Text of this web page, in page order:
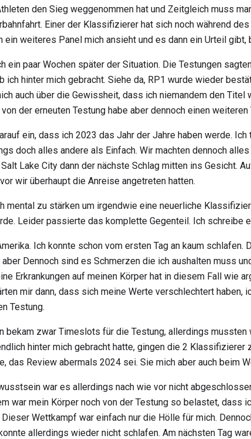
den Sieg weggenommen hat und Zeitgleich muss
Einer der Klassifizierer hat sich noch während
ein weiteres Panel mich ansieht und es dann ein Urteil
ein paar Wochen später der Situation. Die Testungen
ich hinter mich gebracht. Siehe da, RP1 wurde wieder
auch über die Gewissheit, dass ich niemandem den
der erneuten Testung habe aber dennoch einen
ein, dass ich 2023 das Jahr der Jahre haben werde.
doch alles andere als Einfach. Wir machten dennoch
Lake City dann der nächste Schlag mitten ins Gesicht.
wir überhaupt die Anreise angetreten hatten.
mental zu stärken um irgendwie eine neuerliche
Leider passierte das komplette Gegenteil. Ich schreibe
Ich konnte schon vom ersten Tag an kaum
Dennoch sind es Schmerzen die ich aushalten muss
Erkrankungen auf meinen Körper hat in diesem Fall wie
mir dann, dass sich meine Werte verschlechtert
Testung.
bekam zwar Timeslots für die Testung, allerdings
hinter mich gebracht hatte, gingen die 2
das Review abermals 2024 sei. Sie mich aber auch beim
war es allerdings nach wie vor nicht
war mein Körper noch von der Testung so belastet, dass
Wettkampf war einfach nur die Hölle für mich.
allerdings wieder nicht schlafen. Am nächsten Tag